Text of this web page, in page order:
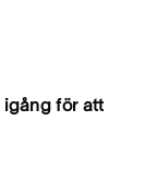
igång för att